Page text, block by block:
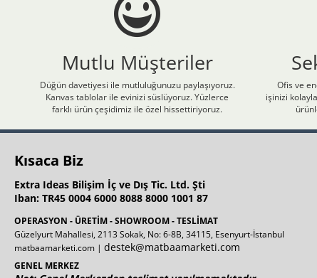
Mutlu Müşteriler
Düğün davetiyesi ile mutluluğunuzu paylaşıyoruz.
Kanvas tablolar ile evinizi süslüyoruz. Yüzlerce
farklı ürün çeşidimiz ile özel hissettiriyoruz.
Ofis ve
işinizi
Kısaca Biz
Extra Ideas Bilişim İç ve Dış Tic. Ltd. Şti
Iban: TR45 0004 6000 8088 8000 1001 87
OPERASYON - ÜRETİM - SHOWROOM - TESLİMAT
Güzelyurt Mahallesi, 2113 Sokak, No: 6-8B, 34115, Esenyurt-İstanbul
matbaamarketi.com | destek@matbaamarketi.com
GENEL MERKEZ